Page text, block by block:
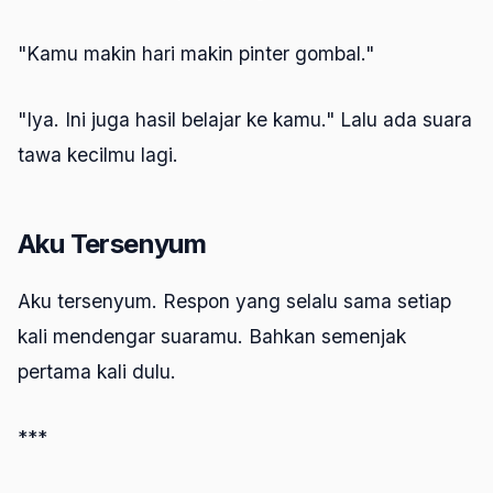
"Kamu makin hari makin pinter gombal."
"Iya. Ini juga hasil belajar ke kamu." Lalu ada suara
tawa kecilmu lagi.
Aku Tersenyum
Aku tersenyum. Respon yang selalu sama setiap
kali mendengar suaramu. Bahkan semenjak
pertama kali dulu.
***